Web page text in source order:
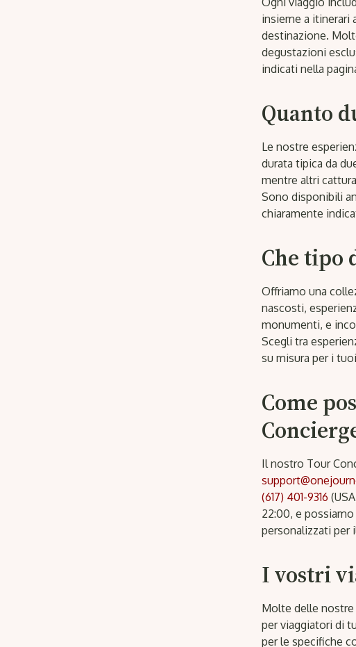
insieme a itinerari
destinazione.
degustazioni
indicati nella
Quanto
Le nostre
durata tipica da
mentre altri
Sono disponibili
chiaramente
Che tipo
Offriamo una
nascosti,
monumenti, e
Scegli tra
su misura per i
Come
Il nostro Tour
(617) 401-9316
22:00, e
personalizzati per
I vostri
Molte delle
per viaggiatori di
per le specifiche